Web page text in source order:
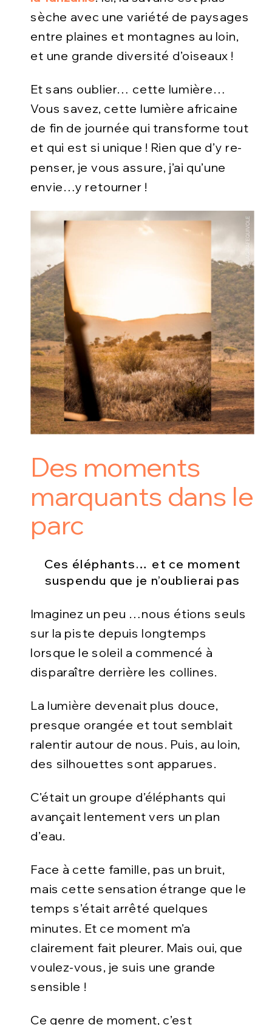
sèche avec une variété de paysages
entre plaines et montagnes au loin,
et une grande diversité d’oiseaux !
Et sans oublier… cette lumière…
Vous savez, cette lumière africaine
de fin de journée qui transforme tout
et qui est si unique ! Rien que d’y re-
penser, je vous assure, j’ai qu’une
envie…y retourner !
Des moments
marquants dans le
parc
Ces éléphants… et ce moment
suspendu que je n’oublierai pas
Imaginez un peu …nous étions seuls
sur la piste depuis longtemps
lorsque le soleil a commencé à
disparaître derrière les collines.
La lumière devenait plus douce,
presque orangée et tout semblait
ralentir autour de nous. Puis, au loin,
des silhouettes sont apparues.
C’était un groupe d’éléphants qui
avançait lentement vers un plan
d’eau.
Face à cette famille, pas un bruit,
mais cette sensation étrange que le
temps s’était arrêté quelques
minutes. Et ce moment m’a
clairement fait pleurer. Mais oui, que
voulez-vous, je suis une grande
sensible !
Ce genre de moment, c’est